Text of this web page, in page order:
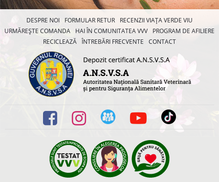
DESPRE NOI FORMULAR RETUR
RECENZII VIAȚA VERDE VIU
URMĂREȘTE COMANDA
HAI ÎN COMUNITATEA VVV
PROGRAM DE AFILIERE
RECICLEAZĂ ÎNTREBĂRI FRECVENTE CONTACT